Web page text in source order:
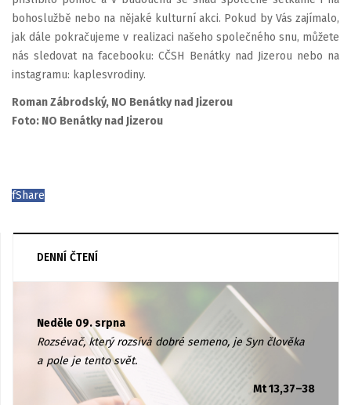
bohoslužbě nebo na nějaké kulturní akci. Pokud by Vás zajímalo,
jak dále pokračujeme v realizaci našeho společného snu, můžete
nás sledovat na facebooku: CČSH Benátky nad Jizerou nebo na
instagramu: kaplesvrodiny.
Roman Zábrodský, NO Benátky nad Jizerou
Foto: NO Benátky nad Jizerou
fShare
DENNÍ ČTENÍ
Neděle 09. srpna
Rozsévač, který rozsívá dobré semeno, je Syn člověka
a pole je tento svět.
Mt 13,37–38